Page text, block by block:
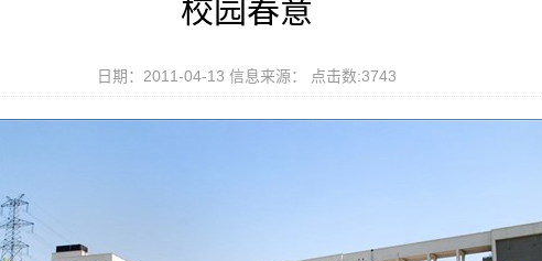
校园春意
日期：2011-04-13 信息来源： 点击数:3743